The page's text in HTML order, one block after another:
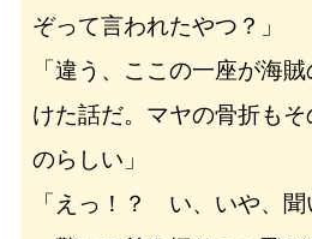
ぞって言われたやつ？」
「違う、ここの一座が海
けた話だ。マヤの骨折も
のらしい」
「えっ！？ い、いや、聞